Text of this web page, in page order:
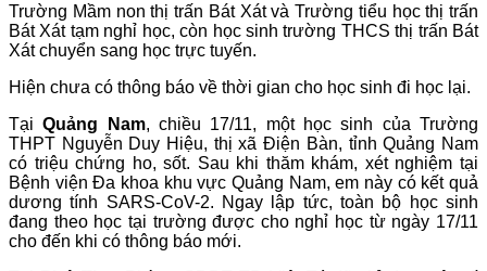
Trường Mầm non thị trấn Bát Xát và Trường tiểu học thị trấn
Bát Xát tạm nghỉ học, còn học sinh trường THCS thị trấn Bát
Xát chuyển sang học trực tuyến.
Hiện chưa có thông báo về thời gian cho học sinh đi học lại.
TạiQuảng Nam, chiều 17/11, một học sinh của Trường
THPT Nguyễn Duy Hiệu, thị xã Điện Bàn, tỉnh Quảng Nam
có triệu chứng ho, sốt. Sau khi thăm khám, xét nghiệm tại
Bệnh viện Đa khoa khu vực Quảng Nam, em này có kết quả
dương tính SARS-CoV-2. Ngay lập tức, toàn bộ học sinh
đang theo học tại trường được cho nghỉ học từ ngày 17/11
cho đến khi có thông báo mới.